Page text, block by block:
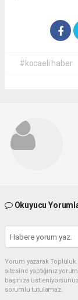
#kocaeli haber
Okuyucu
Yorum yazarak
sitesine yaptığınız
başınıza
sorumlu tutulamaz.